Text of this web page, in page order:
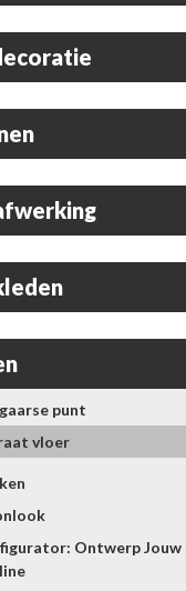
punt
vloer
Ontwerp Jouw